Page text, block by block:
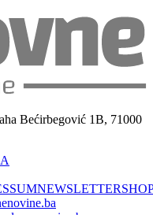
Bećirbegović 1B, 71000
NEWSLETTER